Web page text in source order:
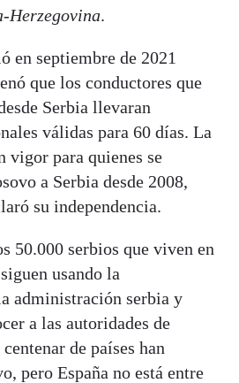
Herzegovina.
en septiembre de 2021
que los conductores que
Serbia llevaran
válidas para 60 días. La
vigor para quienes se
a Serbia desde 2008,
su independencia.
50.000 serbios que viven en
usando la
administración serbia y
a las autoridades de
de países han
pero España no está entre